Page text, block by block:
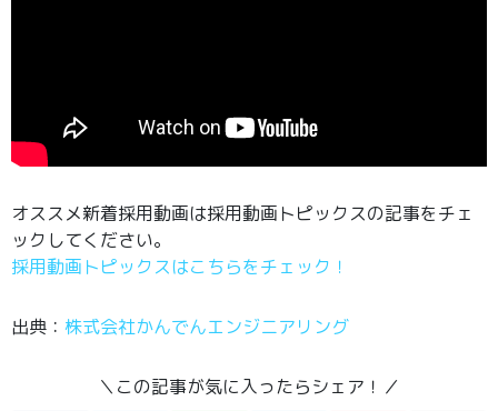
オススメ新着採用動画は採用動画トピックスの記事をチェ
ックしてください。
採用動画トピックスはこちらをチェック！
出典： 株式会社かんでんエンジニアリング
＼この記事が気に入ったらシェア！／